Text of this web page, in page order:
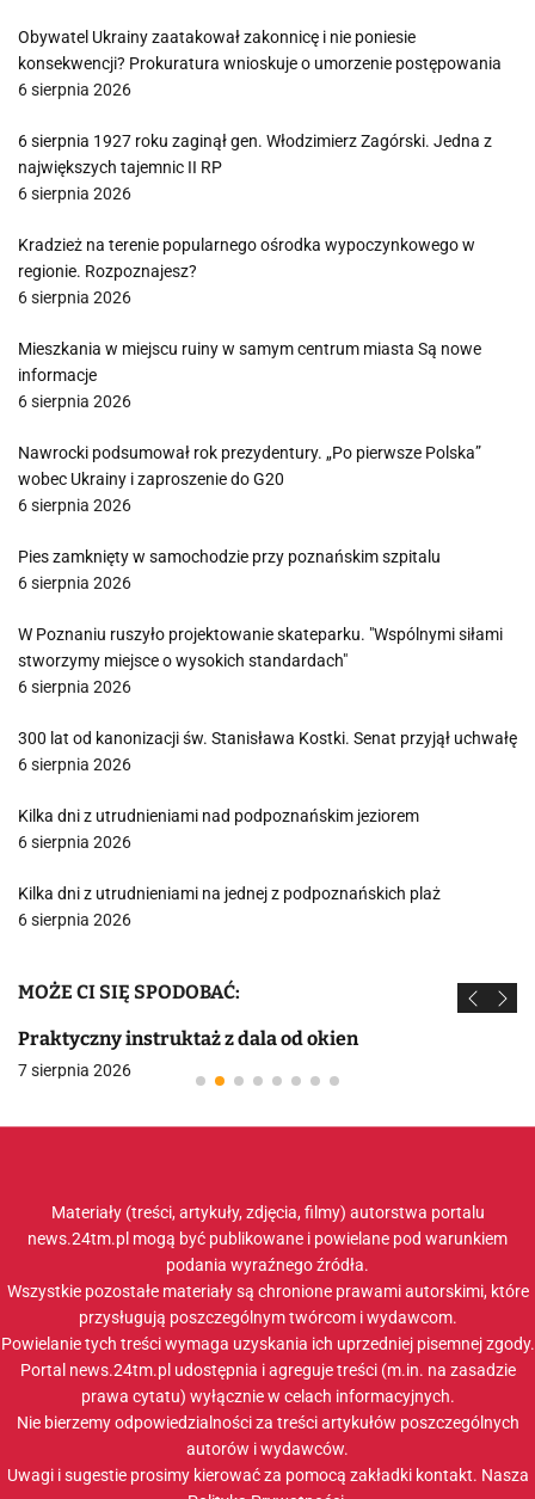
Obywatel Ukrainy zaatakował zakonnicę i nie poniesie
konsekwencji? Prokuratura wnioskuje o umorzenie postępowania
6 sierpnia 2026
6 sierpnia 1927 roku zaginął gen. Włodzimierz Zagórski. Jedna z
największych tajemnic II RP
6 sierpnia 2026
Kradzież na terenie popularnego ośrodka wypoczynkowego w
regionie. Rozpoznajesz?
6 sierpnia 2026
Mieszkania w miejscu ruiny w samym centrum miasta Są nowe
informacje
6 sierpnia 2026
Nawrocki podsumował rok prezydentury. „Po pierwsze Polska”
wobec Ukrainy i zaproszenie do G20
6 sierpnia 2026
Pies zamknięty w samochodzie przy poznańskim szpitalu
6 sierpnia 2026
W Poznaniu ruszyło projektowanie skateparku. "Wspólnymi siłami
stworzymy miejsce o wysokich standardach"
6 sierpnia 2026
300 lat od kanonizacji św. Stanisława Kostki. Senat przyjął uchwałę
6 sierpnia 2026
Kilka dni z utrudnieniami nad podpoznańskim jeziorem
6 sierpnia 2026
Kilka dni z utrudnieniami na jednej z podpoznańskich plaż
6 sierpnia 2026
MOŻE CI SIĘ SPODOBAĆ:
Praktyczny instruktaż z dala od okien
7 sierpnia 2026
Materiały (treści, artykuły, zdjęcia, filmy) autorstwa portalu
news.24tm.pl mogą być publikowane i powielane pod warunkiem
podania wyraźnego źródła.
Wszystkie pozostałe materiały są chronione prawami autorskimi, które
przysługują poszczególnym twórcom i wydawcom.
Powielanie tych treści wymaga uzyskania ich uprzedniej pisemnej zgody.
Portal news.24tm.pl udostępnia i agreguje treści (m.in. na zasadzie
prawa cytatu) wyłącznie w celach informacyjnych.
Nie bierzemy odpowiedzialności za treści artykułów poszczególnych
autorów i wydawców.
Uwagi i sugestie prosimy kierować za pomocą zakładki kontakt. Nasza